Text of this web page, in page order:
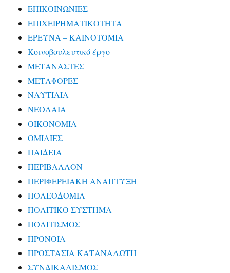
ΕΠΙΚΟΙΝΩΝΙΕΣ
ΕΠΙΧΕΙΡΗΜΑΤΙΚΟΤΗΤΑ
ΕΡΕΥΝΑ – ΚΑΙΝΟΤΟΜΙΑ
Κοινοβουλευτικό έργο
ΜΕΤΑΝΑΣΤΕΣ
ΜΕΤΑΦΟΡΕΣ
ΝΑΥΤΙΛΙΑ
ΝΕΟΛΑΙΑ
ΟΙΚΟΝΟΜΙΑ
ΟΜΙΛΙΕΣ
ΠΑΙΔΕΙΑ
ΠΕΡΙΒΑΛΛΟΝ
ΠΕΡΙΦΕΡΕΙΑΚΗ ΑΝΑΠΤΥΞΗ
ΠΟΛΕΟΔΟΜΙΑ
ΠΟΛΙΤΙΚΟ ΣΥΣΤΗΜΑ
ΠΟΛΙΤΙΣΜΟΣ
ΠΡΟΝΟΙΑ
ΠΡΟΣΤΑΣΙΑ ΚΑΤΑΝΑΛΩΤΗ
ΣΥΝΔΙΚΑΛΙΣΜΟΣ